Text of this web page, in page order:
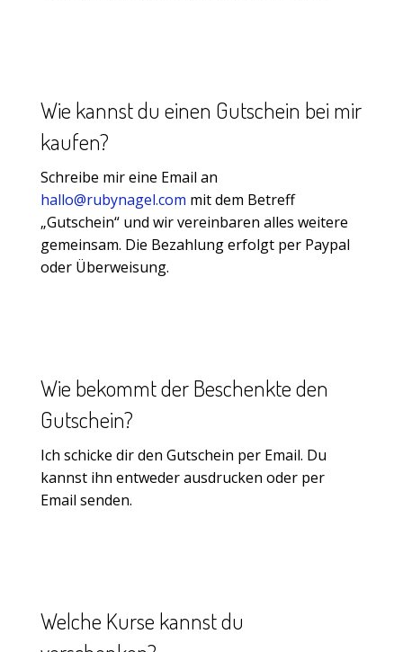
Wie kannst du einen Gutschein bei mir
kaufen?
Schreibe mir eine Email an
hallo@rubynagel.com mit dem Betreff
„Gutschein“ und wir vereinbaren alles weitere
gemeinsam. Die Bezahlung erfolgt per Paypal
oder Überweisung.
Wie bekommt der Beschenkte den
Gutschein?
Ich schicke dir den Gutschein per Email. Du
kannst ihn entweder ausdrucken oder per
Email senden.
Welche Kurse kannst du